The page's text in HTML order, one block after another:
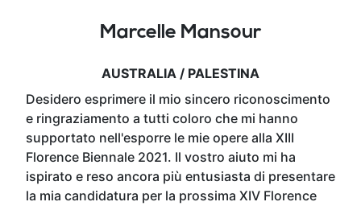
Marcelle Mansour
AUSTRALIA / PALESTINA
Desidero esprimere il mio sincero riconoscimento
e ringraziamento a tutti coloro che mi hanno
supportato nell'esporre le mie opere alla XIII
Florence Biennale 2021. Il vostro aiuto mi ha
ispirato e reso ancora più entusiasta di presentare
la mia candidatura per la prossima XIV Florence